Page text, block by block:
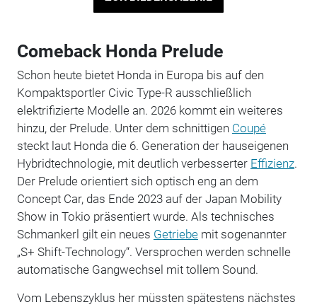
Comeback Honda Prelude
Schon heute bietet Honda in Europa bis auf den
Kompaktsportler Civic Type-R ausschließlich
elektrifizierte Modelle an. 2026 kommt ein weiteres
hinzu, der Prelude. Unter dem schnittigen Coupé
steckt laut Honda die 6. Generation der hauseigenen
Hybridtechnologie, mit deutlich verbesserter Effizienz.
Der Prelude orientiert sich optisch eng an dem
Concept Car, das Ende 2023 auf der Japan Mobility
Show in Tokio präsentiert wurde. Als technisches
Schmankerl gilt ein neues Getriebemit sogenannter
„S+ Shift-Technology“. Versprochen werden schnelle
automatische Gangwechsel mit tollem Sound.
Vom Lebenszyklus her müssten spätestens nächstes